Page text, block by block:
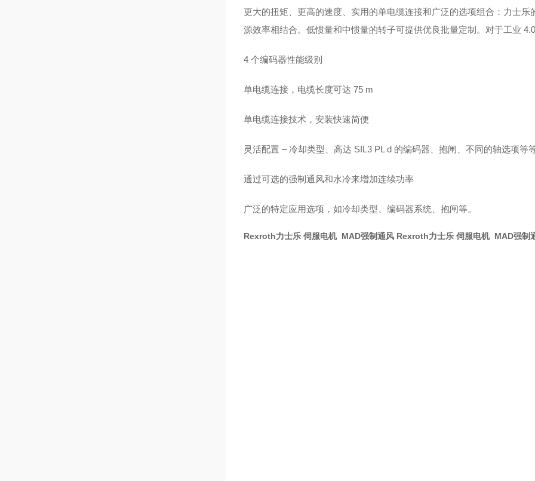
更大的扭矩、更高的速度、实用的单电缆连接和广泛的选项组合：力士
源效率相结合。低惯量和中惯量的转子可提供优良批量定制。对于工业
4 个编码器性能级别
单电缆连接，电缆长度可达 75 m
单电缆连接技术，安装快速简便
灵活配置 – 冷却类型、高达 SIL3 PL d 的编码器、抱闸、不同的轴选项等
通过可选的强制通风和水冷来增加连续功率
广泛的特定应用选项，如冷却类型、编码器系统、抱闸等。
Rexroth力士乐 伺服电机 MAD强制通风 Rexroth力士乐 伺服电机 MAD强制